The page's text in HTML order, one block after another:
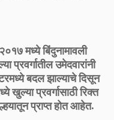
मध्ये बिंदुनामावली
प्रवर्गातील उमेदवारांनी
बदल झाल्याचे दिसून
प्रवर्गासाठी रिक्त
प्राप्त होत आहेत.